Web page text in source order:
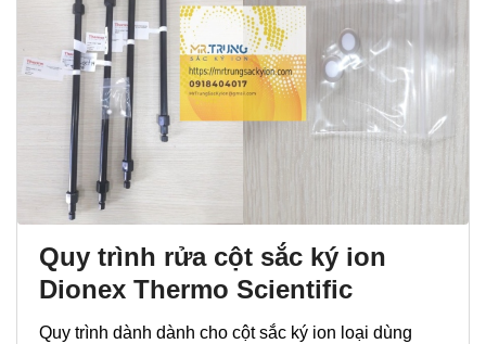
Quy trình rửa cột sắc ký ion
Dionex Thermo Scientific
Quy trình dành dành cho cột sắc ký ion loại dùng